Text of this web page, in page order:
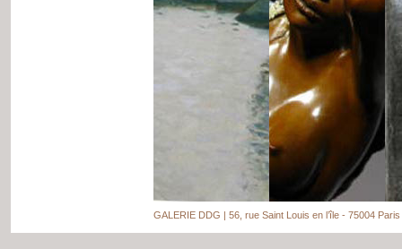
GALERIE DDG | 56, rue Saint Louis en l’île - 75004